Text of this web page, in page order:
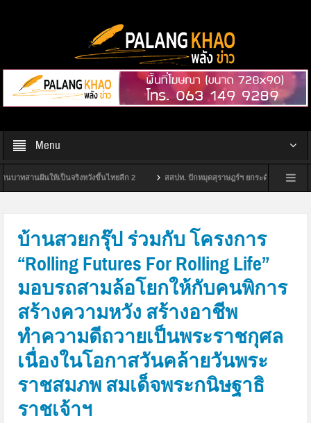
Menu
เป็นจริงหวังขึ้นไทยลีก 2 สสปท. ปักหมุดสุราษฎร์ฯ ยกระดับ “Safety Culture” ชู
บ้านสวยกรุ๊ป ร่วมกับ โครงการ
“Rolling Futures For Rolling Life”
มอบรถสามล้อโยกให้กับคนพิการ
สร้างความหวัง สร้างอาชีพ
ทำความดีถวายเป็นพระราชกุศล
เนื่องในโอกาสวันคล้ายวันพระ
ราชสมภพ สมเด็จพระกนิษฐาธิ
ราชเจ้าฯ